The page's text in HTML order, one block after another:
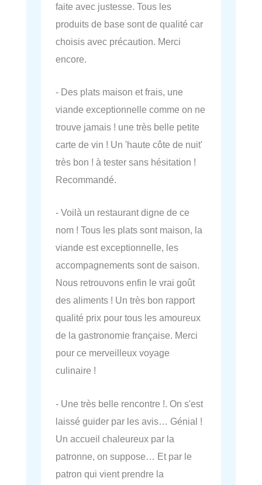
faite avec justesse. Tous les
produits de base sont de qualité car
choisis avec précaution. Merci
encore.
- Des plats maison et frais, une
viande exceptionnelle comme on ne
trouve jamais ! une très belle petite
carte de vin ! Un 'haute côte de nuit'
très bon ! à tester sans hésitation !
Recommandé.
- Voilà un restaurant digne de ce
nom ! Tous les plats sont maison, la
viande est exceptionnelle, les
accompagnements sont de saison.
Nous retrouvons enfin le vrai goût
des aliments ! Un très bon rapport
qualité prix pour tous les amoureux
de la gastronomie française. Merci
pour ce merveilleux voyage
culinaire !
- Une très belle rencontre !. On s'est
laissé guider par les avis… Génial !
Un accueil chaleureux par la
patronne, on suppose… Et par le
patron qui vient prendre la